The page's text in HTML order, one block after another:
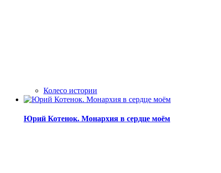
Колесо истории
Юрий Котенок. Монархия в сердце моём